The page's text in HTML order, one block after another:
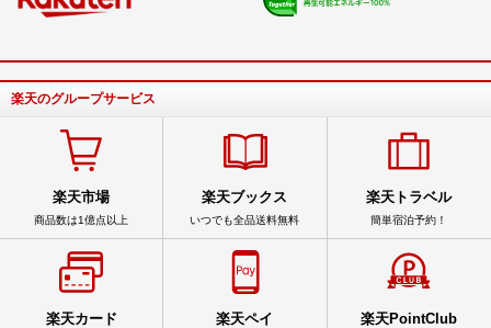
楽天のグループサービス
楽天市場
商品数は1億点以上
楽天ブックス
いつでも全品送料無料
楽天トラベル
簡単宿泊予約！
楽天カード 楽天ペイ 楽天PointClub